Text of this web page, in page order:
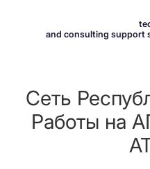
and consulting support
Сеть
Работы на